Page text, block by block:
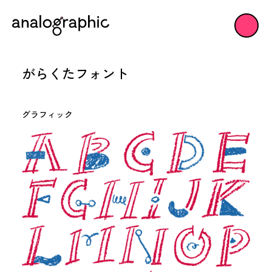
がらくたフォント
グラフィック